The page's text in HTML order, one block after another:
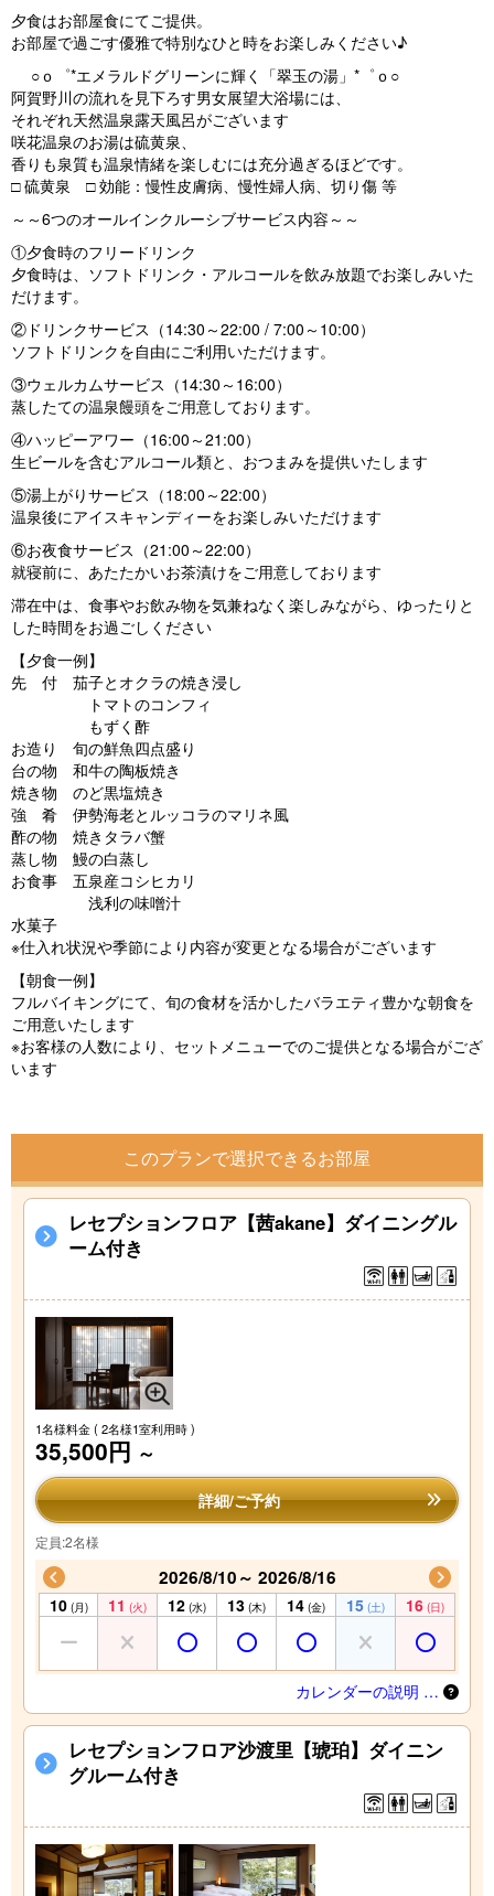
夕食はお部屋食にてご提供。
お部屋で過ごす優雅で特別なひと時をお楽しみください♪
○ｏ゜*エメラルドグリーンに輝く「翠玉の湯」*゜ｏ○
阿賀野川の流れを見下ろす男女展望大浴場には、
それぞれ天然温泉露天風呂がございます
咲花温泉のお湯は硫黄泉、
香りも泉質も温泉情緒を楽しむには充分過ぎるほどです。
□ 硫黄泉 □ 効能：慢性皮膚病、慢性婦人病、切り傷 等
～～6つのオールインクルーシブサービス内容～～
①夕食時のフリードリンク
夕食時は、ソフトドリンク・アルコールを飲み放題でお楽しみいた
だけます。
②ドリンクサービス（14:30～22:00 / 7:00～10:00）
ソフトドリンクを自由にご利用いただけます。
③ウェルカムサービス（14:30～16:00）
蒸したての温泉饅頭をご用意しております。
④ハッピーアワー（16:00～21:00）
生ビールを含むアルコール類と、おつまみを提供いたします
⑤湯上がりサービス（18:00～22:00）
温泉後にアイスキャンディーをお楽しみいただけます
⑥お夜食サービス（21:00～22:00）
就寝前に、あたたかいお茶漬けをご用意しております
滞在中は、食事やお飲み物を気兼ねなく楽しみながら、ゆったりと
した時間をお過ごしください
【夕食一例】
先 付 茄子とオクラの焼き浸し
トマトのコンフィ
もずく酢
お造り 旬の鮮魚四点盛り
台の物 和牛の陶板焼き
焼き物 のど黒塩焼き
強 肴 伊勢海老とルッコラのマリネ風
酢の物 焼きタラバ蟹
蒸し物 鰻の白蒸し
お食事 五泉産コシヒカリ
浅利の味噌汁
水菓子
※仕入れ状況や季節により内容が変更となる場合がございます
【朝食一例】
フルバイキングにて、旬の食材を活かしたバラエティ豊かな朝食を
ご用意いたします
※お客様の人数により、セットメニューでのご提供となる場合がござ
います
このプランで選択できるお部屋
レセプションフロア【茜akane】ダイニングル
ーム付き
1名様料金( 2名様1室利用時 )
35,500円 ～
詳細/ご予約
定員:2名様
2026/8/10～ 2026/8/16
10 (月) 11 (火) 12 (水) 13 (木) 14 (金) 15 (土) 16 (日)
カレンダーの説明 …
レセプションフロア沙渡里【琥珀】ダイニン
グルーム付き